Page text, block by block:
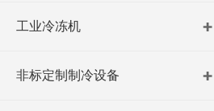
工业冷冻机
非标定制制冷设备